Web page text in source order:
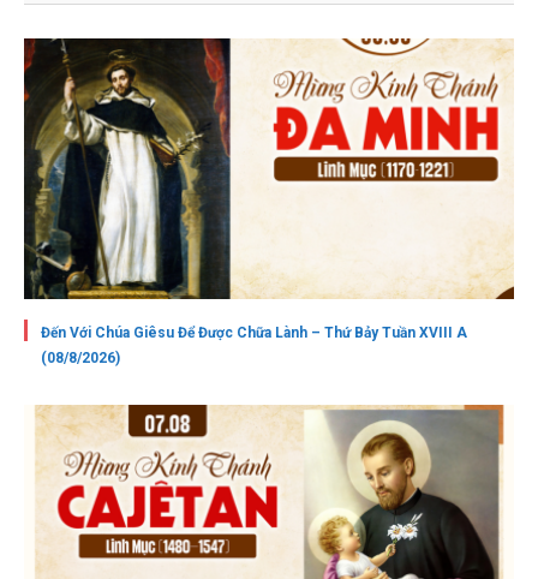
Đến Với Chúa Giêsu Để Được Chữa Lành – Thứ Bảy Tuần XVIII A
(08/8/2026)